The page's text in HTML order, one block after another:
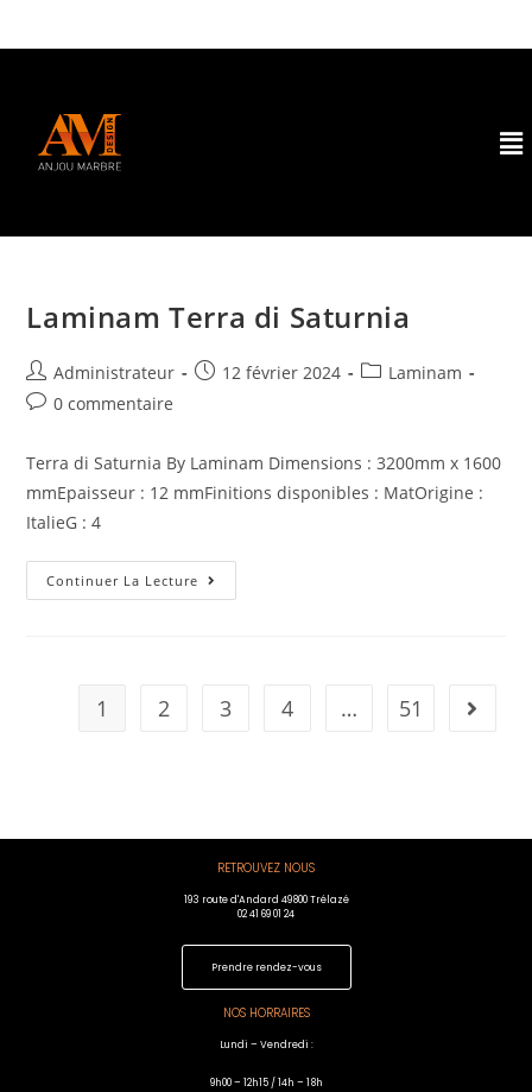
Laminam Terra di Saturnia
Administrateur 12 février 2024
Laminam
0 commentaire
Terra di Saturnia By Laminam Dimensions : 3200mm x 1600
mmEpaisseur : 12 mmFinitions disponibles : MatOrigine :
ItalieG : 4
Continuer La Lecture
1 2 3 4 … 51
RETROUVEZ NOUS
193 route d'Andard 49800 Trélazé
02 41 69 01 24
Prendre rendez-vous
NOS HORRAIRES
Lundi – Vendredi :
9h00 – 12h15 / 14h – 18h